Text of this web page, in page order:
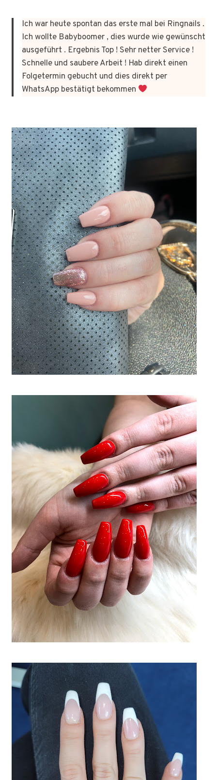
Ich war heute spontan das erste mal bei Ringnails .
Ich wollte Babyboomer , dies wurde wie gewünscht
ausgeführt . Ergebnis Top ! Sehr netter Service !
Schnelle und saubere Arbeit ! Hab direkt einen
Folgetermin gebucht und dies direkt per
WhatsApp bestätigt bekommen